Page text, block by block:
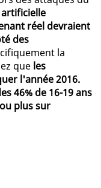
réel devraient
des
la
que les
l'année 2016.
46% de 16-19 ans
plus sur